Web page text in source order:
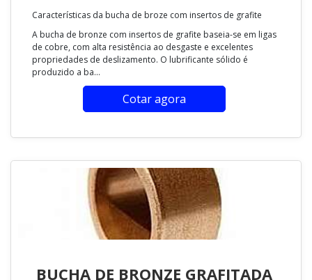
Características da bucha de broze com insertos de grafite
A bucha de bronze com insertos de grafite baseia-se em ligas
de cobre, com alta resistência ao desgaste e excelentes
propriedades de deslizamento. O lubrificante sólido é
produzido a ba...
Cotar agora
BUCHA DE BRONZE GRAFITADA